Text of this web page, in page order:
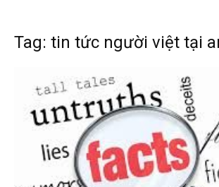
Tag: tin tức người việt tại